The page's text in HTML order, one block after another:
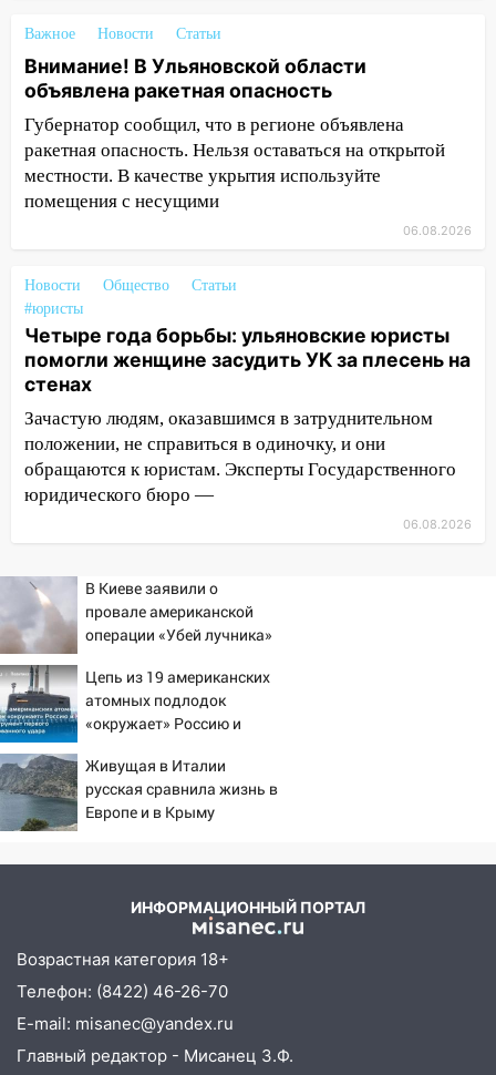
судом предстанет банда
автоподставщиков
13:36 В Инзе произошел крупный пожар
13:00 В суде защитили репутацию
мужчины, которого необоснованно
обвиняли в жестоком обращении с
животными
Ульяновской области перевозчик
провернул хитрую схему с чужими
проездными
12:10
Ульяновский алиментщик накопил
120 тысяч долга
11:49 Снят режим «Ракетная
опасность» на территории Ульяновской
области
Кабмин РФ разрешил до 1 июля
бензина Евро 2, Евро 3, Евро 4
11:12
Соцсети: на Рябикова автомобиль
врезался в забор
10:27
Где есть бензин в Ульяновске
днем 6 августа: список АЗС
10:16
объявлена ракетная опасность
10:00
В Старомайнском районе утонул
51-летний мужчина
застрял в тепловозе
Ульяновские спасатели помогли
юному велосипедисту на улице
Чернышевского
08:21 В Заволжском районе украли два
велосипеда
Важное Новости Статьи
Внимание! В Ульяновской области
объявлена ракетная опасность
Губернатор сообщил, что в регионе объявлена
ракетная опасность. Нельзя оставаться на открытой
местности. В качестве укрытия используйте
помещения с несущими
06.08.2026
Новости Общество
Статьи
#юристы
Четыре года борьбы: ульяновские юристы
помогли женщине засудить УК за плесень на
стенах
Зачастую людям, оказавшимся в затруднительном
положении, не справиться в одиночку, и они
обращаются к юристам. Эксперты Государственного
юридического бюро —
06.08.2026
В Киеве заявили о
провале американской
операции «Убей лучника»
Цепь из 19 американских
атомных подлодок
«окружает» Россию и
первого массированного
удара
Живущая в Италии
русская сравнила жизнь в
Европе и в Крыму
ИНФОРМАЦИОННЫЙ ПОРТАЛ
Возрастная категория 18+
Телефон: (8422) 46-26-70
E-mail: misanec@yandex.ru
Главный редактор - Мисанец З.Ф.